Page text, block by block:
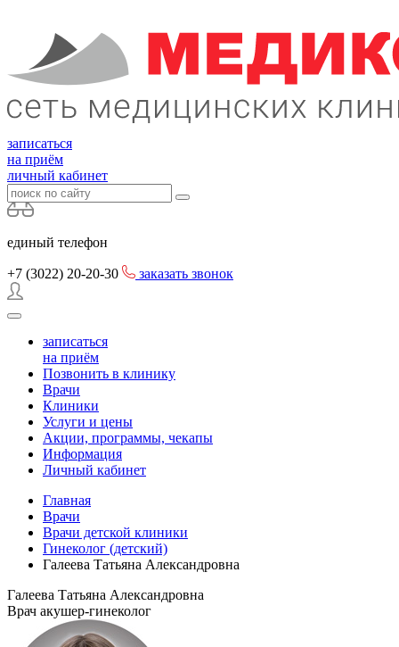
записаться
на приём
личный кабинет
единый телефон
+7 (3022) 20-20-30 заказать звонок
записаться
на приём
Позвонить в клинику
Врачи
Клиники
Услуги и цены
Акции, программы, чекапы
Информация
Личный кабинет
Главная
Врачи
Врачи детской клиники
Гинеколог (детский)
Галеева Татьяна Александровна
Галеева Татьяна Александровна
Врач акушер-гинеколог